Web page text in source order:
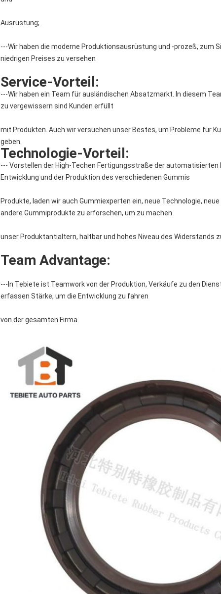
Ausrüstung;.
---Wir haben die moderne Produktionsausrüstung und -prozeß, zum
niedrigen Preises zu versehen
Service-Vorteil:
---Wir haben ein Team für ausländischen Absatzmarkt. In diesem
zu vergewissern sind Kunden erfüllt
mit Produkten. Auch wir versuchen unser Bestes, um Probleme für
geben.
Technologie-Vorteil:
--- Vorstellen der High-Techen Fertigungsstraße der
Entwicklung und der Produktion des verschiedenen Gummis
Produkte, laden wir auch Gummiexperten ein, neue Technologie,
andere Gummiprodukte zu erforschen, um zu machen
unser Produktantialtern, haltbar und hohes Niveau des Widerstands
Team Advantage:
---In Tebiete ist Teamwork von der Produktion, Verkäufe zu den
erfassen Stärke, um die Entwicklung zu fahren
von der gesamten Firma.